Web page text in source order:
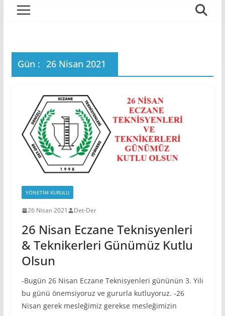
Gün : 26 Nisan 2021
YÖNETIM KURULU
26 Nisan 2021 Det-Der
26 Nisan Eczane Teknisyenleri
& Teknikerleri Günümüz Kutlu
Olsun
-Bugün 26 Nisan Eczane Teknisyenleri gününün 3. Yılı
bu günü önemsiyoruz ve gururla kutluyoruz. -26
Nisan gerek mesleğimiz gerekse mesleğimizin